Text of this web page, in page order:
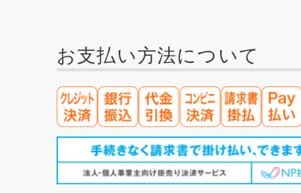
お支払い方法について